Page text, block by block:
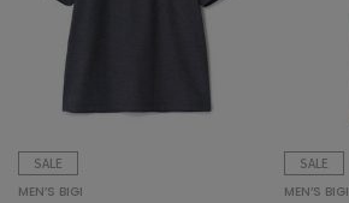
SALE
MEN’S BIGI
SALE
MEN’S BIGI